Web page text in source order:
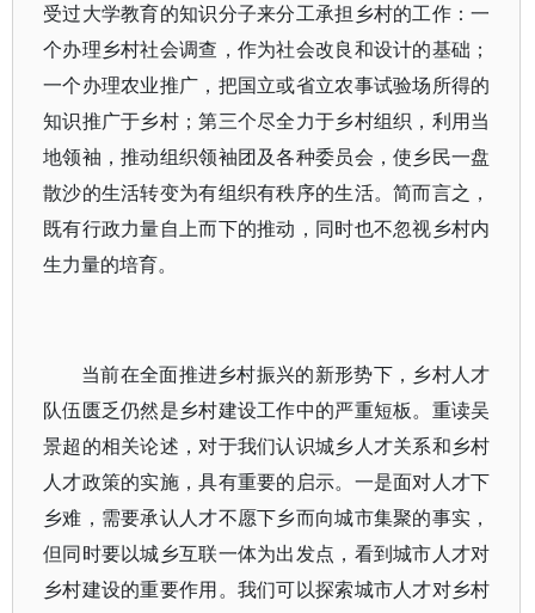
受过大学教育的知识分子来分工承担乡村的工作：一
个办理乡村社会调查，作为社会改良和设计的基础；
一个办理农业推广，把国立或省立农事试验场所得的
知识推广于乡村；第三个尽全力于乡村组织，利用当
地领袖，推动组织领袖团及各种委员会，使乡民一盘
散沙的生活转变为有组织有秩序的生活。简而言之，
既有行政力量自上而下的推动，同时也不忽视乡村内
生力量的培育。
当前在全面推进乡村振兴的新形势下，乡村人才
队伍匮乏仍然是乡村建设工作中的严重短板。重读吴
景超的相关论述，对于我们认识城乡人才关系和乡村
人才政策的实施，具有重要的启示。一是面对人才下
乡难，需要承认人才不愿下乡而向城市集聚的事实，
但同时要以城乡互联一体为出发点，看到城市人才对
乡村建设的重要作用。我们可以探索城市人才对乡村